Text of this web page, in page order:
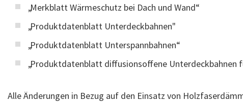
„Merkblatt Wärmeschutz bei Dach und Wand“
„Produktdatenblatt Unterdeckbahnen"
„Produktdatenblatt Unterspannbahnen“
„Produktdatenblatt diffusionsoffene Unterdeckbahnen
Alle Änderungen in Bezug auf den Einsatz von